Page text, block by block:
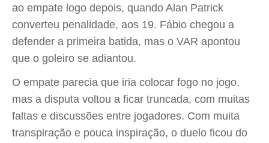
ao empate logo depois, quando Alan Patrick
converteu penalidade, aos 19. Fábio chegou a
defender a primeira batida, mas o VAR apontou
que o goleiro se adiantou.
O empate parecia que iria colocar fogo no jogo,
mas a disputa voltou a ficar truncada, com muitas
faltas e discussões entre jogadores. Com muita
transpiração e pouca inspiração, o duelo ficou do